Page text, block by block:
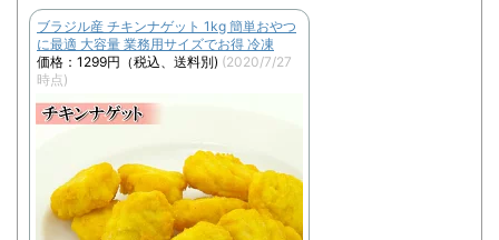
ブラジル産 チキンナゲット 1kg 簡単おやつ
に最適 大容量 業務用サイズでお得 冷凍
価格：1299円（税込、送料別) (2020/7/27
時点)